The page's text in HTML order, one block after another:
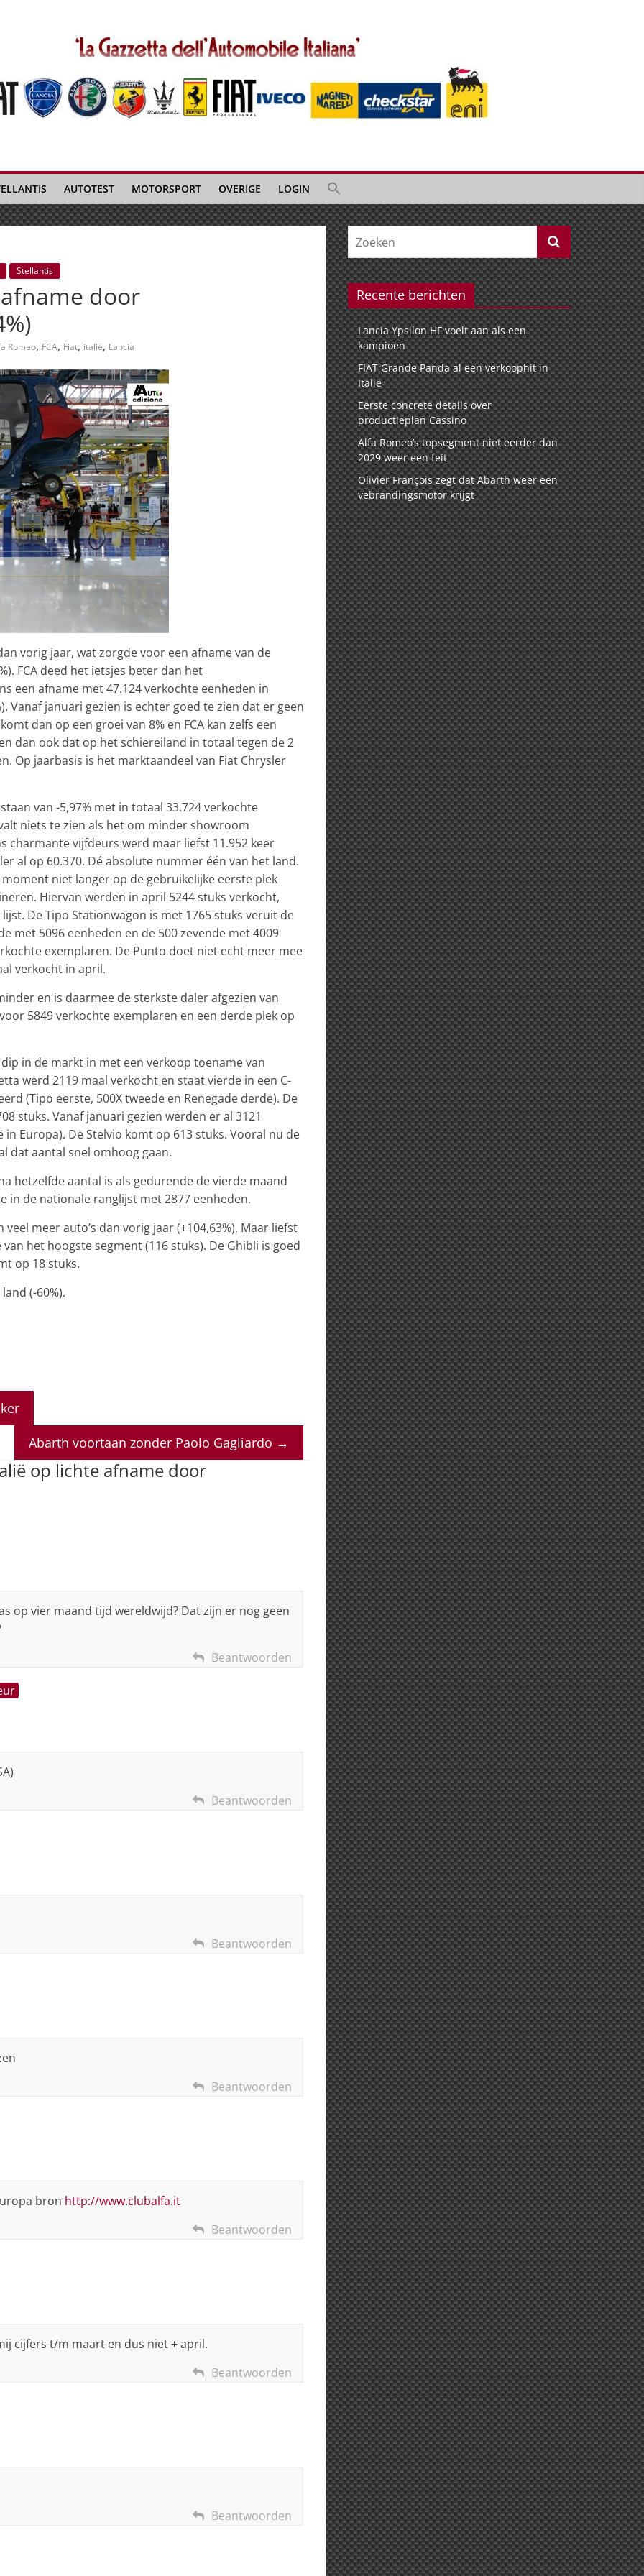
AUTOTEST MOTORSPORT OVERIGE LOGIN
Stellantis
door
Romeo, FCA, Fiat, italië, Lancia
vorig jaar, wat zorgde voor een afname van de
FCA deed het ietsjes beter dan het
een afname met 47.124 verkochte eenheden in
Vanaf januari gezien is echter goed te zien dat er geen
dan op een groei van 8% en FCA kan zelfs een
dan ook dat op het schiereiland in totaal tegen de 2
Op jaarbasis is het marktaandeel van Fiat Chrysler
van -5,97% met in totaal 33.724 verkochte
niets te zien als het om minder showroom
charmante vijfdeurs werd maar liefst 11.952 keer
al op 60.370. Dé absolute nummer één van het land.
niet langer op de gebruikelijke eerste plek
Hiervan werden in april 5244 stuks verkocht,
De Tipo Stationwagon is met 1765 stuks veruit de
met 5096 eenheden en de 500 zevende met 4009
exemplaren. De Punto doet niet echt meer mee
verkocht in april.
en is daarmee de sterkste daler afgezien van
5849 verkochte exemplaren en een derde plek op
in de markt in met een verkoop toename van
werd 2119 maal verkocht en staat vierde in een C-
(Tipo eerste, 500X tweede en Renegade derde). De
stuks. Vanaf januari gezien werden er al 3121
Europa). De Stelvio komt op 613 stuks. Vooral nu de
dat aantal snel omhoog gaan.
hetzelfde aantal is als gedurende de vierde maand
in de nationale ranglijst met 2877 eenheden.
meer auto’s dan vorig jaar (+104,63%). Maar liefst
het hoogste segment (116 stuks). De Ghibli is goed
op 18 stuks.
(-60%).
Abarth voortaan zonder Paolo Gagliardo →
op lichte afname door
op vier maand tijd wereldwijd? Dat zijn er nog geen
Beantwoorden
Beantwoorden
Beantwoorden
Beantwoorden
bron http://www.clubalfa.it
Beantwoorden
cijfers t/m maart en dus niet + april.
Beantwoorden
Beantwoorden
Recente berichten
Lancia Ypsilon HF voelt aan als een
kampioen
FIAT Grande Panda al een verkoophit in
Italië
Eerste concrete details over
productieplan Cassino
Alfa Romeo’s topsegment niet eerder dan
2029 weer een feit
Olivier François zegt dat Abarth weer een
vebrandingsmotor krijgt